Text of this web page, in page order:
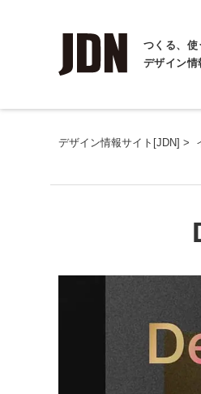
つくる、使
デザイン情
デザイン情報サイト[JDN] >